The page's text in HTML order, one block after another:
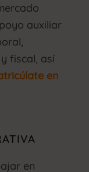
auxiliar
fiscal, así
en
en